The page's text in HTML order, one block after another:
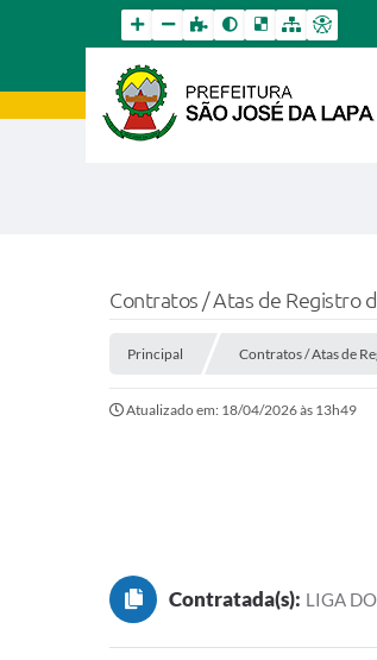
Contratos / Atas de Registro
Principal Contratos / Atas de
Atualizado em: 18/04/2026 às 13h49
Contratada(s): LIGA